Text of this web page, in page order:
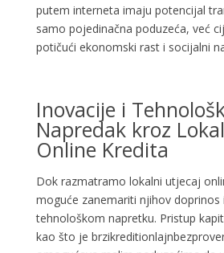
putem interneta imaju potencijal
samo pojedinačna poduzeća, već
potičući ekonomski rast i socijalni
Inovacije i
Napredak kroz
Online Kredita
Dok razmatramo lokalni utjecaj
moguće zanemariti njihov doprinos
tehnološkom napretku. Pristup
kao što je